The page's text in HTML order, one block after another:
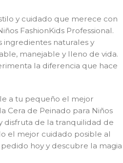
y cuidado que merece con
FashionKids Professional.
naturales y
manejable y lleno de vida.
la diferencia que hace
a tu pequeño el mejor
Cera de Peinado para Niños
disfruta de la tranquilidad de
el mejor cuidado posible al
hoy y descubre la magia